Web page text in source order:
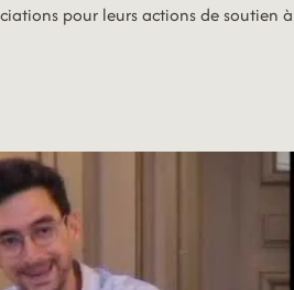
pour leurs actions de soutien à